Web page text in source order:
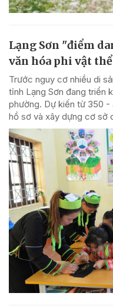
Lạng Sơn "điểm
văn hóa phi vật thể
Trước nguy cơ nhiều di
tỉnh Lạng Sơn đang triển
phường. Dự kiến từ 350 -
hồ sơ và xây dựng cơ sở